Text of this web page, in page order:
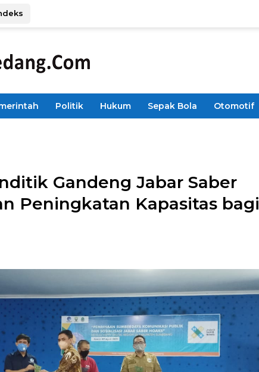
Politik Hukum Sepak Bola Otomotif
Gandeng Jabar Saber
Peningkatan Kapasitas bagi